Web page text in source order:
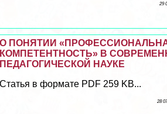
29
О ПОНЯТИИ
КОМПЕТЕНТНОСТЬ» В
ПЕДАГОГИЧЕСКОЙ НАУКЕ
Статья в формате PDF 259 KB...
28